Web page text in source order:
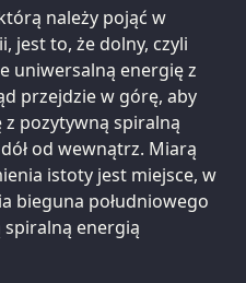
należy pojąć w
jest to, że dolny, czyli
uniwersalną energię z
przejdzie w górę, aby
pozytywną spiralną
od wewnątrz. Miarą
istoty jest miejsce, w
bieguna południowego
spiralną energią